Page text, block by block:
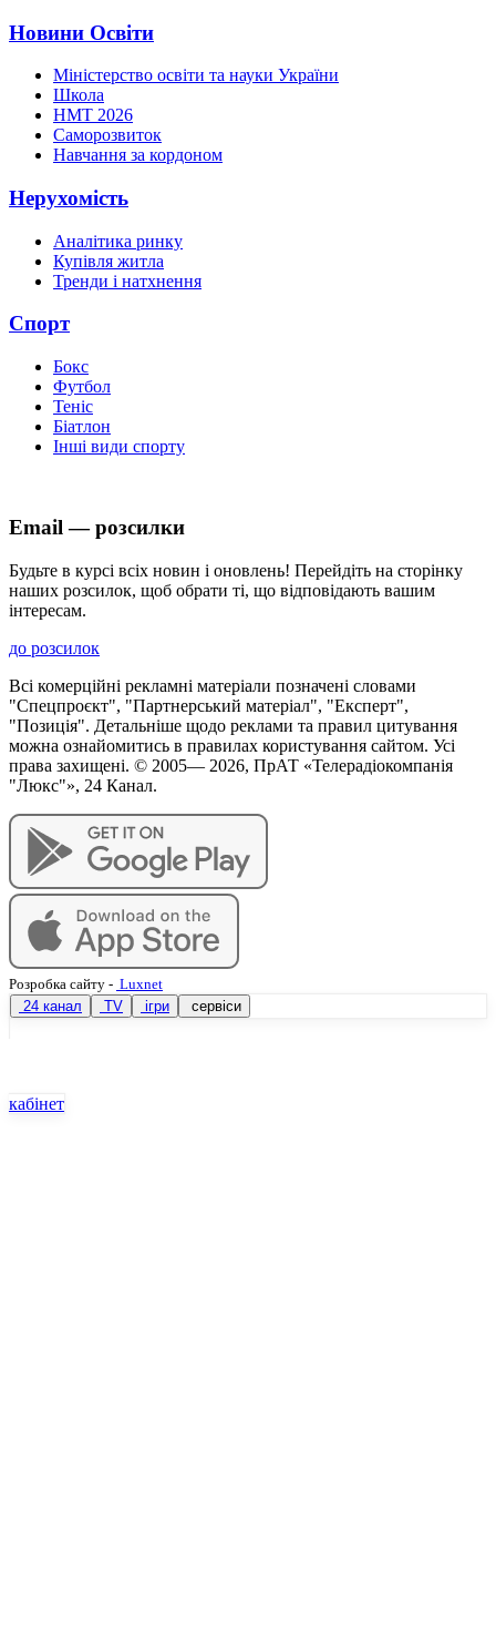
Новини Освіти
Міністерство освіти та науки України
Школа
НМТ 2026
Саморозвиток
Навчання за кордоном
Нерухомість
Аналітика ринку
Купівля житла
Тренди і натхнення
Спорт
Бокс
Футбол
Теніс
Біатлон
Інші види спорту
Email — розсилки
Будьте в курсі всіх новин і оновлень! Перейдіть на сторінку
наших розсилок, щоб обрати ті, що відповідають вашим
інтересам.
до розсилок
Всі комерційні рекламні матеріали позначені словами
"Спецпроєкт", "Партнерський матеріал", "Експерт",
"Позиція". Детальніше щодо реклами та правил цитування
можна ознайомитись в правилах користування сайтом. Усі
права захищені. © 2005— 2026, ПрАТ «Телерадіокомпанія
"Люкс"», 24 Канал.
Розробка сайту - Luxnet
24 канал
TV ігри сервіси
кабінет